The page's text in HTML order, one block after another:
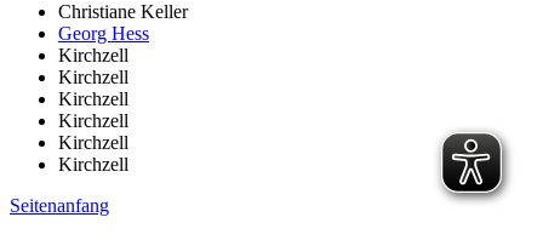
Christiane Keller
Georg Hess
Kirchzell
Kirchzell
Kirchzell
Kirchzell
Kirchzell
Kirchzell
Seitenanfang